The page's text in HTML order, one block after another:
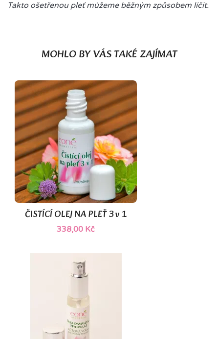
Takto ošetřenou pleť můžeme běžným způsobem líčit.
MOHLO BY VÁS TAKÉ ZAJÍMAT
ČISTÍCÍ OLEJ NA PLEŤ 3 v 1
338,00 Kč